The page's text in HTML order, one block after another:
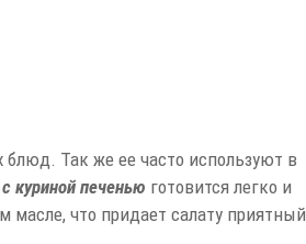
Так же ее часто используют в
куриной печенью готовится легко и
масле, что придает салату приятный